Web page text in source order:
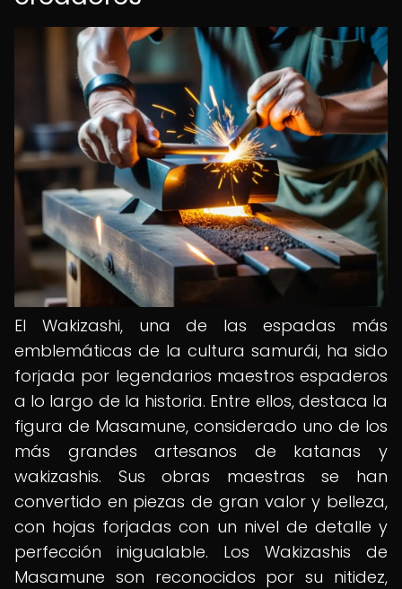
El Wakizashi, una de las espadas más
emblemáticas de la cultura samurái, ha sido
forjada por legendarios maestros espaderos
a lo largo de la historia. Entre ellos, destaca la
figura de Masamune, considerado uno de los
más grandes artesanos de katanas y
wakizashis. Sus obras maestras se han
convertido en piezas de gran valor y belleza,
con hojas forjadas con un nivel de detalle y
perfección inigualable. Los Wakizashis de
Masamune son reconocidos por su nitidez,